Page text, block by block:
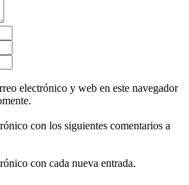
electrónico y web en este navegador
con los siguientes comentarios a
con cada nueva entrada.